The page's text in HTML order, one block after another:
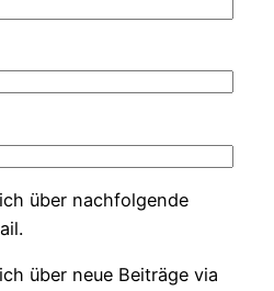
über nachfolgende
über neue Beiträge via